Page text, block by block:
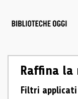
Raffina la
Filtri applicati